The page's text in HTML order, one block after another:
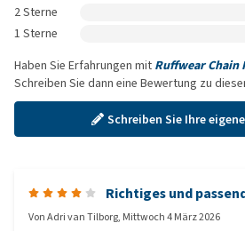
2 Sterne
1 Sterne
Haben Sie Erfahrungen mit Ruffwear Chain
Schreiben Sie dann eine Bewertung zu
Schreiben Sie Ihre
Richtiges und
VonAdri van Tilborg, Mittwoch 4 März 2026